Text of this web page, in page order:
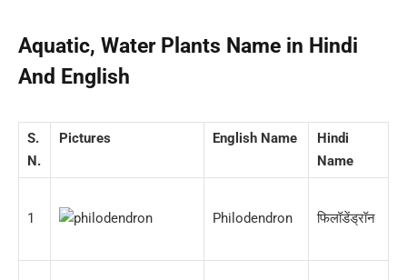
Aquatic, Water Plants Name in Hindi
And English
S.
N.
Pictures English Name
Hindi
Name
1 Philodendron फिलॉडेंड्रॉन